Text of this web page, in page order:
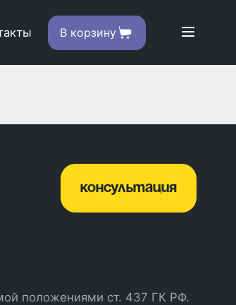
В корзину
консультация
положениями ст. 437 ГК РФ.